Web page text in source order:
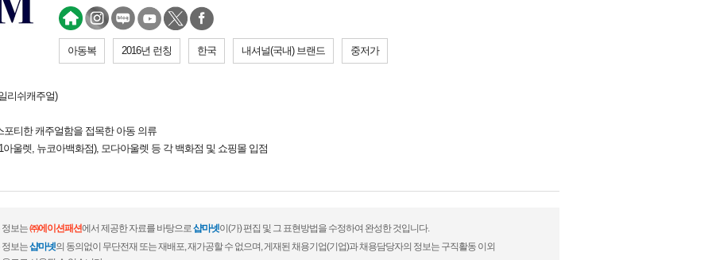
아동복 2016년 런칭 한국 내셔널(국내) 브랜드 중저가
리쉬캐주얼)
티한 캐주얼함을 접목한 아동 의류
울렛, 뉴코아백화점), 모다아울렛 등 각 백화점 및 쇼핑몰 입점
정보는㈜에이션패션에서 제공한 자료를 바탕으로샵마넷이(가) 편집 및 그 표현방법을 수정하여 완성한 것입니다.
정보는샵마넷의 동의없이 무단전재 또는 재배포, 재가공할 수 없으며, 게재된 채용기업(기업)과 채용담당자의 정보는 구직활동 이외